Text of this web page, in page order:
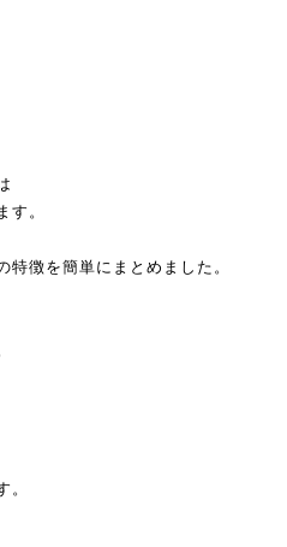
す。
特徴を簡単にまとめました。
。